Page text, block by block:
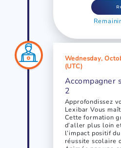
Wednesday,
(UTC)
Accompagner
2
Approfondissez
Lexibar Vous
Cette formation
d’aller plus loin
l’impact positif
réussite scolaire